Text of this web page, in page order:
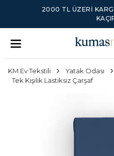
2000 TL ÜZERI
KM Ev Tekstili Yatak Odası
Tek Kişilik Lastiksiz Çarşaf